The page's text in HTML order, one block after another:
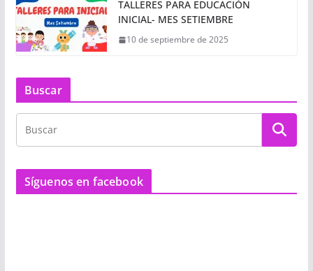
TALLERES PARA EDUCACIÓN
INICIAL- MES SETIEMBRE
10 de septiembre de 2025
Buscar
Síguenos en facebook